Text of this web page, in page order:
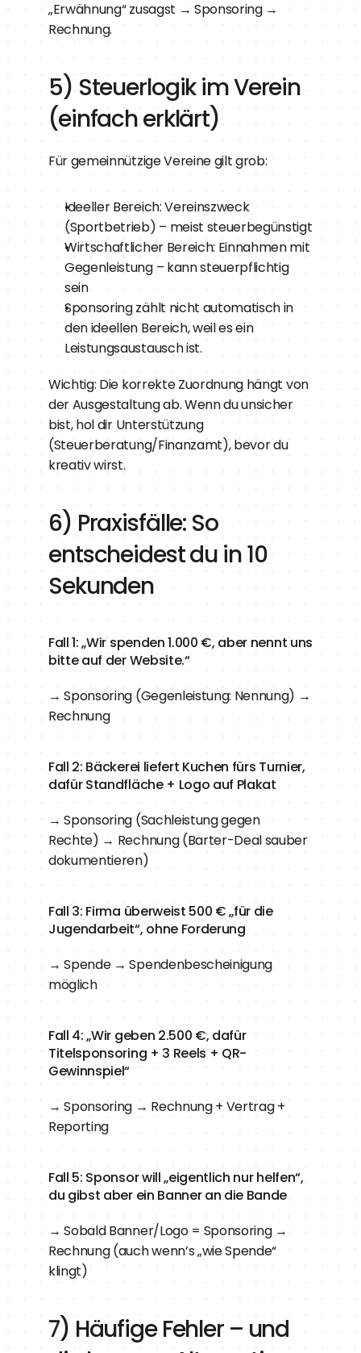
„Erwähnung“ zusagst → Sponsoring →
Rechnung.
5) Steuerlogik im Verein
(einfach erklärt)
Für gemeinnützige Vereine gilt grob:
Ideeller Bereich: Vereinszweck
(Sportbetrieb) – meist steuerbegünstigt
Wirtschaftlicher Bereich: Einnahmen mit
Gegenleistung – kann steuerpflichtig
sein
Sponsoring zählt nicht automatisch in
den ideellen Bereich, weil es ein
Leistungsaustausch ist.
Wichtig: Die korrekte Zuordnung hängt von
der Ausgestaltung ab. Wenn du unsicher
bist, hol dir Unterstützung
(Steuerberatung/Finanzamt), bevor du
kreativ wirst.
6) Praxisfälle: So
entscheidest du in 10
Sekunden
Fall 1: „Wir spenden 1.000 €, aber nennt uns
bitte auf der Website.“
→ Sponsoring (Gegenleistung: Nennung) →
Rechnung
Fall 2: Bäckerei liefert Kuchen fürs Turnier,
dafür Standfläche + Logo auf Plakat
→ Sponsoring (Sachleistung gegen
Rechte) → Rechnung (Barter-Deal sauber
dokumentieren)
Fall 3: Firma überweist 500 € „für die
Jugendarbeit“, ohne Forderung
→ Spende → Spendenbescheinigung
möglich
Fall 4: „Wir geben 2.500 €, dafür
Titelsponsoring + 3 Reels + QR-
Gewinnspiel“
→ Sponsoring → Rechnung + Vertrag +
Reporting
Fall 5: Sponsor will „eigentlich nur helfen“,
du gibst aber ein Banner an die Bande
→ Sobald Banner/Logo = Sponsoring →
Rechnung (auch wenn’s „wie Spende“
klingt)
7) Häufige Fehler – und